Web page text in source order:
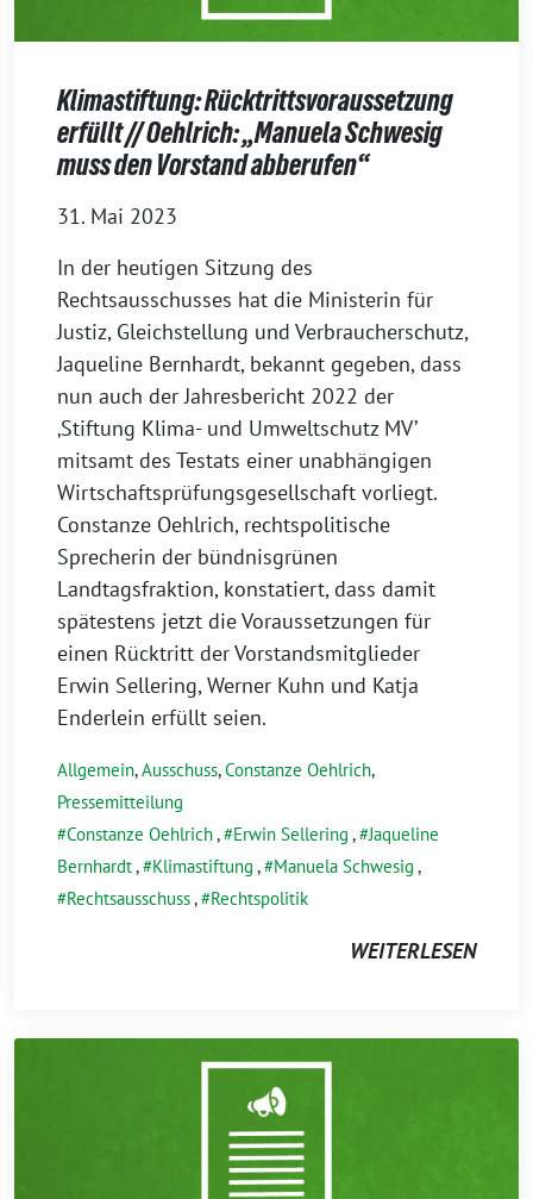
Klimastiftung: Rücktrittsvoraussetzung
erfüllt // Oehlrich: „Manuela Schwesig
muss den Vorstand abberufen“
31. Mai 2023
In der heutigen Sitzung des
Rechtsausschusses hat die Ministerin für
Justiz, Gleichstellung und Verbraucherschutz,
Jaqueline Bernhardt, bekannt gegeben, dass
nun auch der Jahresbericht 2022 der
‚Stiftung Klima- und Umweltschutz MV’
mitsamt des Testats einer unabhängigen
Wirtschaftsprüfungsgesellschaft vorliegt.
Constanze Oehlrich, rechtspolitische
Sprecherin der bündnisgrünen
Landtagsfraktion, konstatiert, dass damit
spätestens jetzt die Voraussetzungen für
einen Rücktritt der Vorstandsmitglieder
Erwin Sellering, Werner Kuhn und Katja
Enderlein erfüllt seien.
Allgemein,Ausschuss,Constanze Oehlrich,
Pressemitteilung
Constanze Oehlrich, Erwin Sellering , Jaqueline
Bernhardt, Klimastiftung , Manuela Schwesig ,
Rechtsausschuss, Rechtspolitik
WEITERLESEN